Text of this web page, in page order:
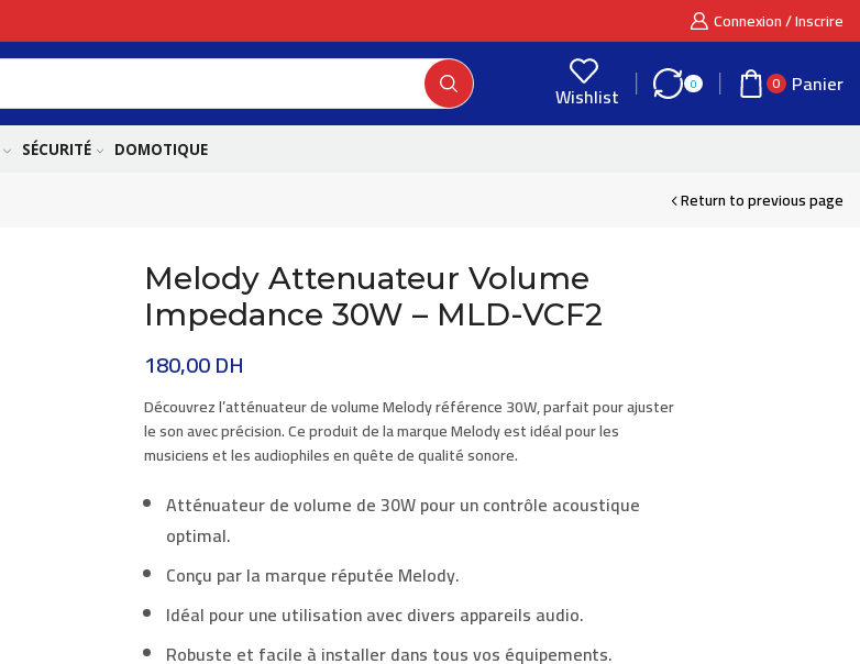
Connexion / Inscrire
Wishlist 0 0 Panier
SÉCURITÉ DOMOTIQUE
Return to previous page
Melody Attenuateur Volume
Impedance 30W – MLD-VCF2
180,00DH
Découvrez l’atténuateur de volumeMelodyréférence30W, parfait pour ajuster
le son avec précision. Ce produit de la marqueMelodyest idéal pour les
musiciens et les audiophiles en quête de qualité sonore.
Atténuateur de volume de 30W pour un contrôle acoustique
optimal.
Conçu par la marque réputée Melody.
Idéal pour une utilisation avec divers appareils audio.
Robuste et facile à installer dans tous vos équipements.